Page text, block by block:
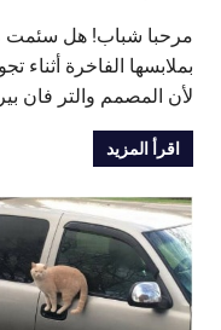
مرحبا شباب! هل سئمت
بملابسها الفاخرة أثناء
لأن المصمم والتر فان
اقرأ المزيد